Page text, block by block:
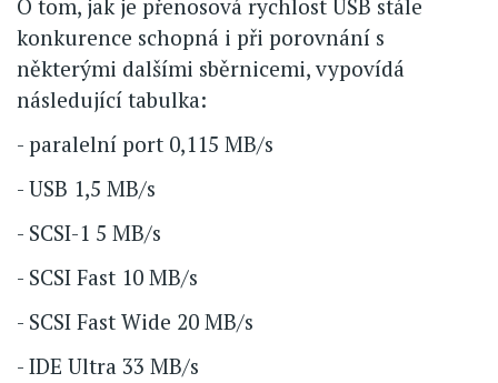
O tom, jak je přenosová rychlost USB stále
konkurence schopná i při porovnání s
některými dalšími sběrnicemi, vypovídá
následující tabulka:
- paralelní port 0,115 MB/s
- USB 1,5 MB/s
- SCSI-1 5 MB/s
- SCSI Fast 10 MB/s
- SCSI Fast Wide 20 MB/s
- IDE Ultra 33 MB/s